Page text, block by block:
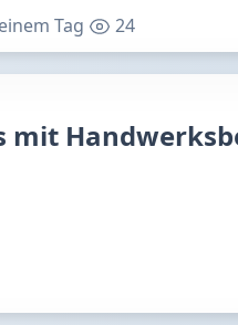
Tag 24
mit